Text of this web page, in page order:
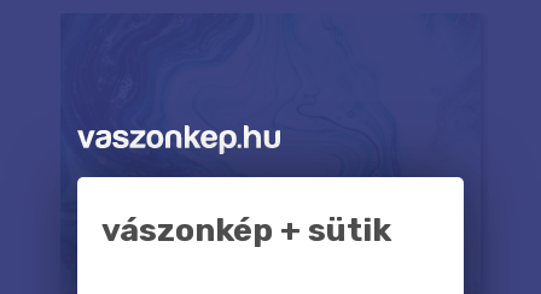
vászonkép + sütik